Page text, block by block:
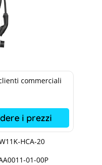
HCA-20
01-00P
commerciali
i prezzi